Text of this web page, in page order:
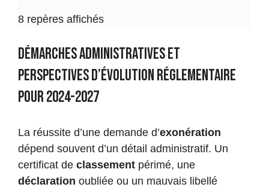
Après l’entrée en vigueur
Vérification de l’application concrète
prudent de contrôler l’avis d’imposition et
les informations retenues par
l’administration et la commune.
8 repères affichés
Démarches administratives et
perspectives d’évolution réglementaire
pour 2024-2027
La réussite d’une demande d’exonération
dépend souvent d’un détail administratif. Un
certificat de classement périmé, une
déclaration oubliée ou un mauvais libellé